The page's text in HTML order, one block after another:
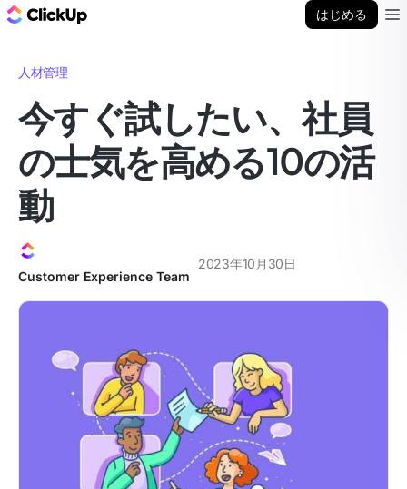
はじめる
人材管理
今すぐ試したい、社員
の士気を高める10の活
動
Customer Experience Team
2023年10月30日